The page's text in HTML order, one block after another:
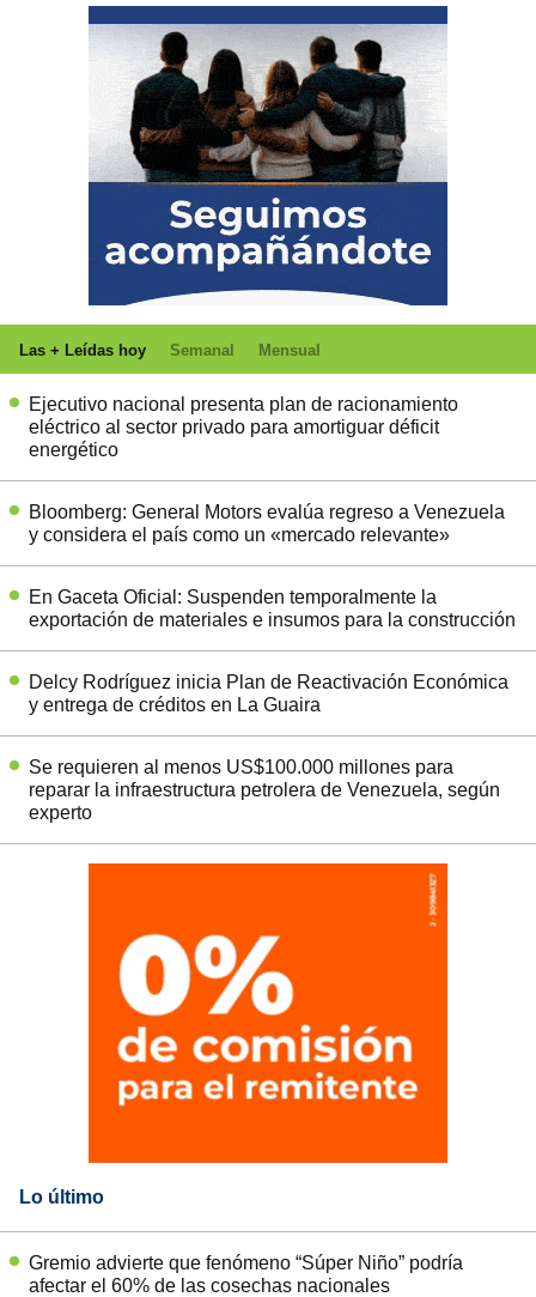
Las + Leídas hoy Semanal Mensual
Ejecutivo nacional presenta plan de racionamiento
eléctrico al sector privado para amortiguar déficit
energético
Bloomberg: General Motors evalúa regreso a Venezuela
y considera el país como un «mercado relevante»
En Gaceta Oficial: Suspenden temporalmente la
exportación de materiales e insumos para la construcción
Delcy Rodríguez inicia Plan de Reactivación Económica
y entrega de créditos en La Guaira
Se requieren al menos US$100.000 millones para
reparar la infraestructura petrolera de Venezuela, según
experto
Lo último
Gremio advierte que fenómeno “Súper Niño” podría
afectar el 60% de las cosechas nacionales